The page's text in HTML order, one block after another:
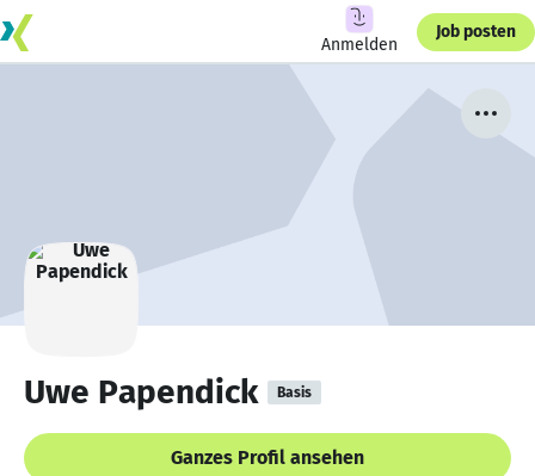
Anmelden
Job posten
Uwe Papendick Basis
Ganzes Profil ansehen